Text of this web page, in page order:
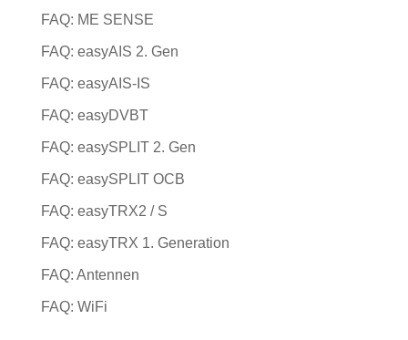
FAQ: ME SENSE
FAQ: easyAIS 2. Gen
FAQ: easyAIS-IS
FAQ: easyDVBT
FAQ: easySPLIT 2. Gen
FAQ: easySPLIT OCB
FAQ: easyTRX2 / S
FAQ: easyTRX 1. Generation
FAQ: Antennen
FAQ: WiFi